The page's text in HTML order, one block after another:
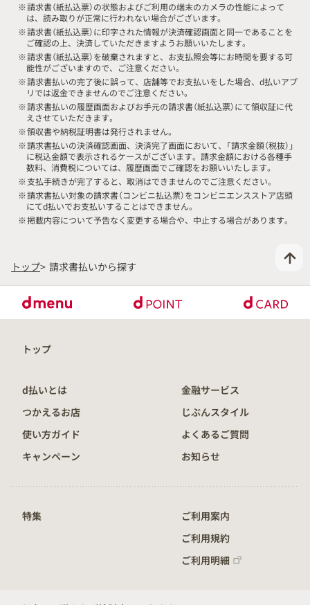
※請求書（紙払込票）の状態およびご利用の端末のカメラの性能によって
は、読み取りが正常に行われない場合がございます。
※請求書（紙払込票）に印字された情報が決済確認画面と同一であることを
ご確認の上、決済していただきますようお願いいたします。
※請求書（紙払込票）を破棄されますと、お支払照会等にお時間を要する可
能性がございますので、ご注意ください。
※請求書払いの完了後に誤って、店舗等でお支払いをした場合、d払いアプ
リでは返金できませんのでご注意ください。
※請求書払いの履歴画面およびお手元の請求書（紙払込票）にて領収証に代
えさせていただきます。
※領収書や納税証明書は発行されません。
※請求書払いの決済確認画面、決済完了画面において、「請求金額（税抜）」
に税込金額で表示されるケースがございます。請求金額における各種手
数料、消費税については、履歴画面でご確認をお願いいたします。
※支払手続きが完了すると、取消はできませんのでご注意ください。
※請求書払い対象の請求書（コンビニ払込票）をコンビニエンスストア店頭
にてd払いでお支払いすることはできません。
※掲載内容について予告なく変更する場合や、中止する場合があります。
トップ 請求書払いから探す
トップ
d払いとは
つかえるお店
使い方ガイド
キャンペーン
金融サービス
じぶんスタイル
よくあるご質問
お知らせ
特集
ご利用案内
ご利用規約
ご利用明細